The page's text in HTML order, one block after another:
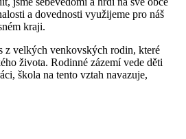
a dovednosti využijeme pro náš
kraji.
z velkých venkovských rodin, které
života. Rodinné zázemí vede děti
škola na tento vztah navazuje,